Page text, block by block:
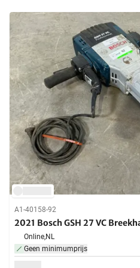
A1-40158-92
2021 Bosch GSH 27 VC
Online,NL
Geen minimumprijs